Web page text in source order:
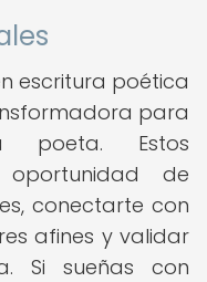
escritura poética
para
poeta. Estos
de
conectarte con
afines y validar
Si sueñas con